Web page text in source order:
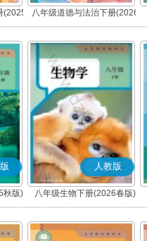
(2025
八年级道德与法治下册(2026
春版)(部编版)
秋版)
人教版
八年级生物下册(2026春版)